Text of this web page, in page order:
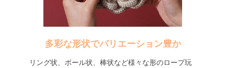
多彩な形状でバリエーション豊か
リング状、ボール状、棒状など様々な形のロープ玩